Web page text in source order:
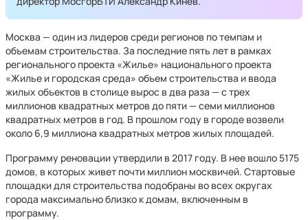
Москва — один из лидеров среди регионов по темпам и
объемам строительства. За последние пять лет в рамках
регионального проекта «Жилье» национального проекта
«Жилье и городская среда» объем строительства и ввода
жилых объектов в столице вырос в два раза — с трех
миллионов квадратных метров до пяти — семи миллионов
квадратных метров в год. В прошлом году в городе возвели
около 6,9 миллиона квадратных метров жилых площадей.
Программу реновации утвердили в 2017 году. В нее вошло 5175
домов, в которых живет почти миллион москвичей. Стартовые
площадки для строительства подобраны во всех округах
города максимально близко к домам, включенным в
программу.